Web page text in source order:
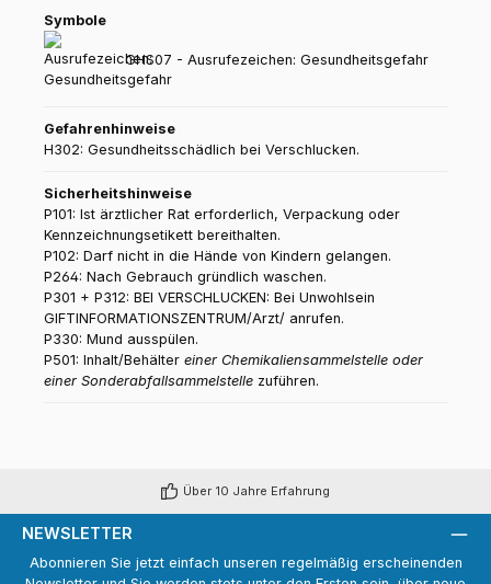
Symbole
GHS07 - Ausrufezeichen: Gesundheitsgefahr
Gefahrenhinweise
H302: Gesundheitsschädlich bei Verschlucken.
Sicherheitshinweise
P101: Ist ärztlicher Rat erforderlich, Verpackung oder
Kennzeichnungsetikett bereithalten.
P102: Darf nicht in die Hände von Kindern gelangen.
P264: Nach Gebrauch gründlich waschen.
P301 + P312: BEI VERSCHLUCKEN: Bei Unwohlsein
GIFTINFORMATIONSZENTRUM/Arzt/ anrufen.
P330: Mund ausspülen.
P501: Inhalt/Behälter einer Chemikaliensammelstelle oder
einer Sonderabfallsammelstelle zuführen.
Über 10 Jahre Erfahrung
NEWSLETTER
Abonnieren Sie jetzt einfach unseren regelmäßig erscheinenden